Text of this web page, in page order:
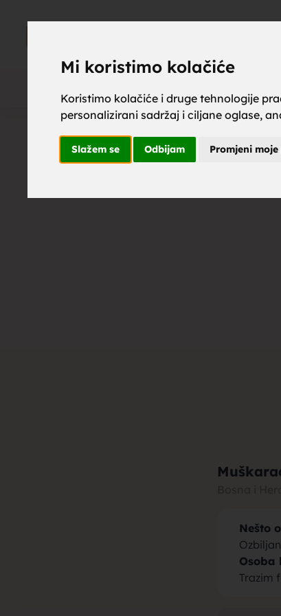
Mi koristimo kolačiće
Koristimo kolačiće i druge tehnologije
personalizirani sadržaj i ciljane oglase,
Slažem se Odbijam Promjeni
Nešto
Osoba
Trazim
upoznaj
brak,
muza
brak,
momci